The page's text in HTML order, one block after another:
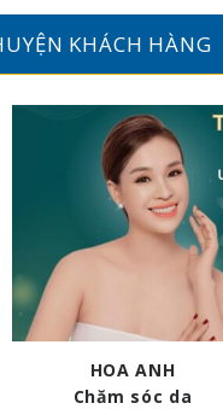
KHÁCH HÀNG
HOA ANH
Chăm sóc da